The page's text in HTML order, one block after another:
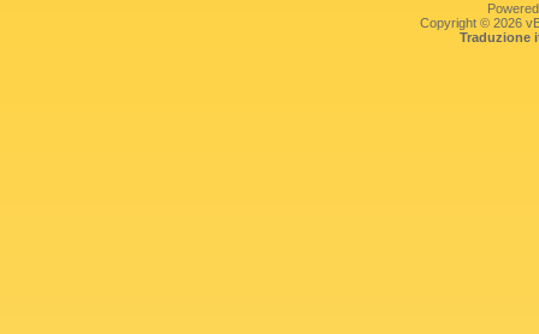
Copyright © 2026
Traduzione